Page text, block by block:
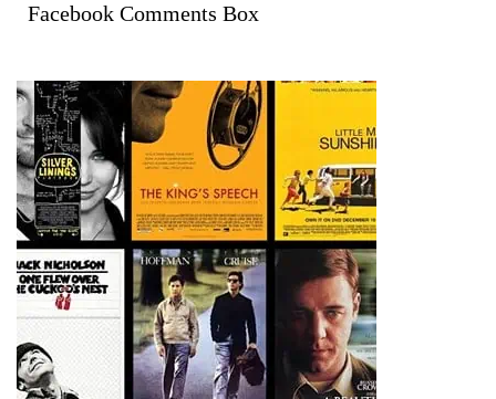
Facebook Comments Box